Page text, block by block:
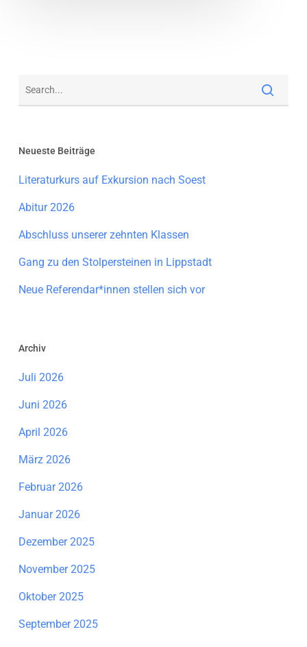
Neueste Beiträge
Literaturkurs auf Exkursion nach Soest
Abitur 2026
Abschluss unserer zehnten Klassen
Gang zu den Stolpersteinen in Lippstadt
Neue Referendar*innen stellen sich vor
Archiv
Juli 2026
Juni 2026
April 2026
März 2026
Februar 2026
Januar 2026
Dezember 2025
November 2025
Oktober 2025
September 2025